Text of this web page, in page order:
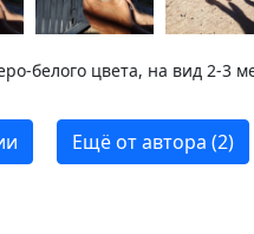
белого цвета, на вид 2-
Ещё от автора (2)